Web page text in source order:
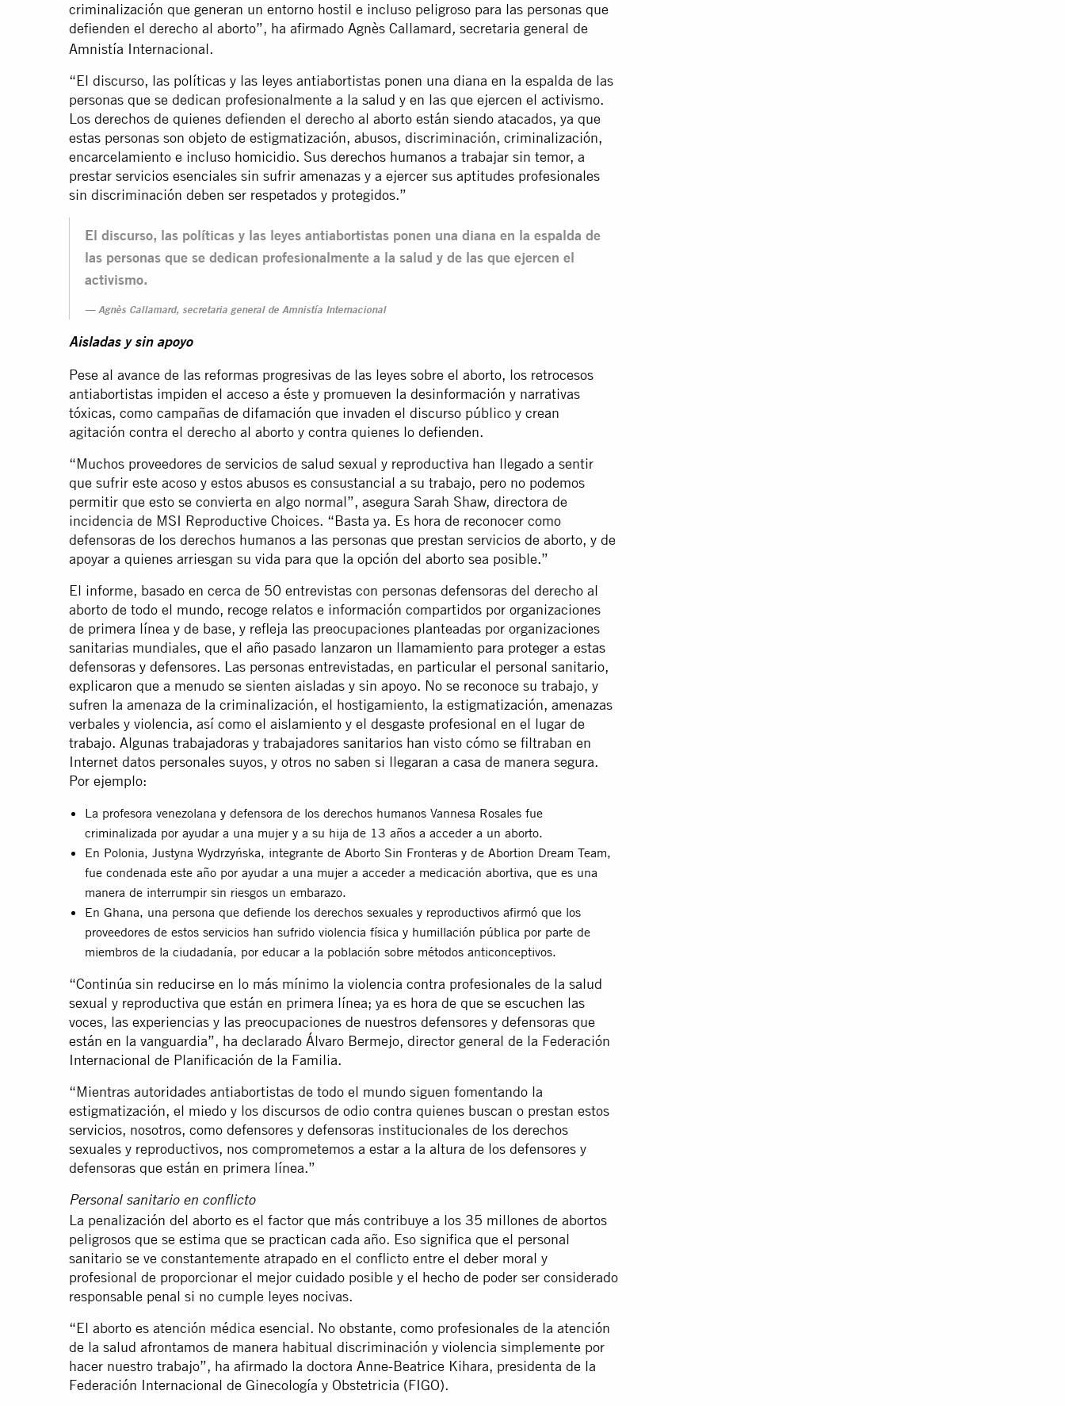
criminalización que generan un entorno hostil e incluso peligroso para las personas que
defienden el derecho al aborto”, ha afirmado Agnès Callamard, secretaria general de
Amnistía Internacional.
“El discurso, las políticas y las leyes antiabortistas ponen una diana en la espalda de las
personas que se dedican profesionalmente a la salud y en las que ejercen el activismo.
Los derechos de quienes defienden el derecho al aborto están siendo atacados, ya que
estas personas son objeto de estigmatización, abusos, discriminación, criminalización,
encarcelamiento e incluso homicidio. Sus derechos humanos a trabajar sin temor, a
prestar servicios esenciales sin sufrir amenazas y a ejercer sus aptitudes profesionales
sin discriminación deben ser respetados y protegidos.”
El discurso, las políticas y las leyes antiabortistas ponen una diana en la espalda de
las personas que se dedican profesionalmente a la salud y de las que ejercen el
activismo.
Agnès Callamard, secretaria general de Amnistía Internacional
Aisladas y sin apoyo
Pese al avance de las reformas progresivas de las leyes sobre el aborto, los retrocesos
antiabortistas impiden el acceso a éste y promueven la desinformación y narrativas
tóxicas, como campañas de difamación que invaden el discurso público y crean
agitación contra el derecho al aborto y contra quienes lo defienden.
“Muchos proveedores de servicios de salud sexual y reproductiva han llegado a sentir
que sufrir este acoso y estos abusos es consustancial a su trabajo, pero no podemos
permitir que esto se convierta en algo normal”, asegura Sarah Shaw, directora de
incidencia de MSI Reproductive Choices. “Basta ya. Es hora de reconocer como
defensoras de los derechos humanos a las personas que prestan servicios de aborto, y de
apoyar a quienes arriesgan su vida para que la opción del aborto sea posible.”
El informe, basado en cerca de 50 entrevistas con personas defensoras del derecho al
aborto de todo el mundo, recoge relatos e información compartidos por organizaciones
de primera línea y de base, y refleja las preocupaciones planteadas por organizaciones
sanitarias mundiales, que el año pasado lanzaron un llamamiento para proteger a estas
defensoras y defensores. Las personas entrevistadas, en particular el personal sanitario,
explicaron que a menudo se sienten aisladas y sin apoyo. No se reconoce su trabajo, y
sufren la amenaza de la criminalización, el hostigamiento, la estigmatización, amenazas
verbales y violencia, así como el aislamiento y el desgaste profesional en el lugar de
trabajo. Algunas trabajadoras y trabajadores sanitarios han visto cómo se filtraban en
Internet datos personales suyos, y otros no saben si llegaran a casa de manera segura.
Por ejemplo:
La profesora venezolana y defensora de los derechos humanos Vannesa Rosales fue
criminalizada por ayudar a una mujer y a su hija de 13 años a acceder a un aborto.
En Polonia, Justyna Wydrzyńska, integrante de Aborto Sin Fronteras y de Abortion Dream Team,
fue condenada este año por ayudar a una mujer a acceder a medicación abortiva, que es una
manera de interrumpir sin riesgos un embarazo.
En Ghana, una persona que defiende los derechos sexuales y reproductivos afirmó que los
proveedores de estos servicios han sufrido violencia física y humillación pública por parte de
miembros de la ciudadanía, por educar a la población sobre métodos anticonceptivos.
“Continúa sin reducirse en lo más mínimo la violencia contra profesionales de la salud
sexual y reproductiva que están en primera línea; ya es hora de que se escuchen las
voces, las experiencias y las preocupaciones de nuestros defensores y defensoras que
están en la vanguardia”, ha declarado Álvaro Bermejo, director general de la Federación
Internacional de Planificación de la Familia.
“Mientras autoridades antiabortistas de todo el mundo siguen fomentando la
estigmatización, el miedo y los discursos de odio contra quienes buscan o prestan estos
servicios, nosotros, como defensores y defensoras institucionales de los derechos
sexuales y reproductivos, nos comprometemos a estar a la altura de los defensores y
defensoras que están en primera línea.”
Personal sanitario en conflicto
La penalización del aborto es el factor que más contribuye a los 35 millones de abortos
peligrosos que se estima que se practican cada año. Eso significa que el personal
sanitario se ve constantemente atrapado en el conflicto entre el deber moral y
profesional de proporcionar el mejor cuidado posible y el hecho de poder ser considerado
responsable penal si no cumple leyes nocivas.
“El aborto es atención médica esencial. No obstante, como profesionales de la atención
de la salud afrontamos de manera habitual discriminación y violencia simplemente por
hacer nuestro trabajo”, ha afirmado la doctora Anne-Beatrice Kihara, presidenta de la
Federación Internacional de Ginecología y Obstetricia (FIGO).